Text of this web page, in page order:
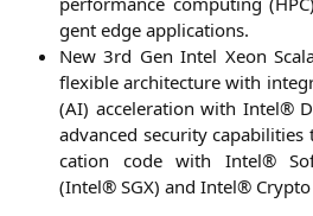
gent edge applications.
New 3rd Gen Intel Xeon
fle­xi­ble archi­tec­tu­re with
(AI) acce­le­ra­ti­on with Intel®
advan­ced secu­ri­ty
ca­ti­on code with Intel®
(Intel® SGX) and Intel®